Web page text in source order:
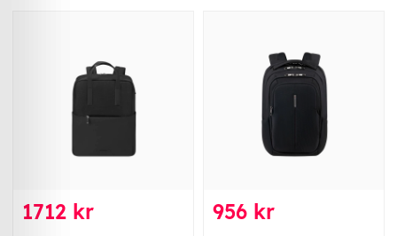
1712 kr 956 kr